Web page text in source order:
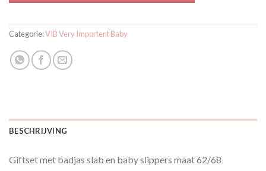
Categorie:VIB Very Importent Baby
BESCHRIJVING
Giftset met badjas slab en baby slippers maat 62/68